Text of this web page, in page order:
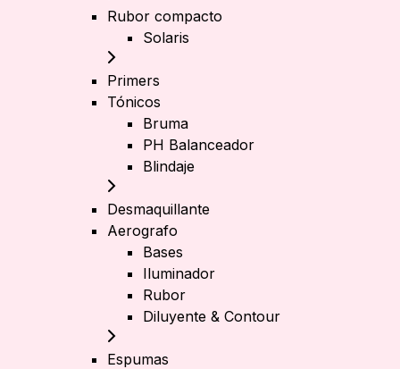
Rubor compacto
Solaris
Primers
Tónicos
Bruma
PH Balanceador
Blindaje
Desmaquillante
Aerografo
Bases
Iluminador
Rubor
Diluyente & Contour
Espumas